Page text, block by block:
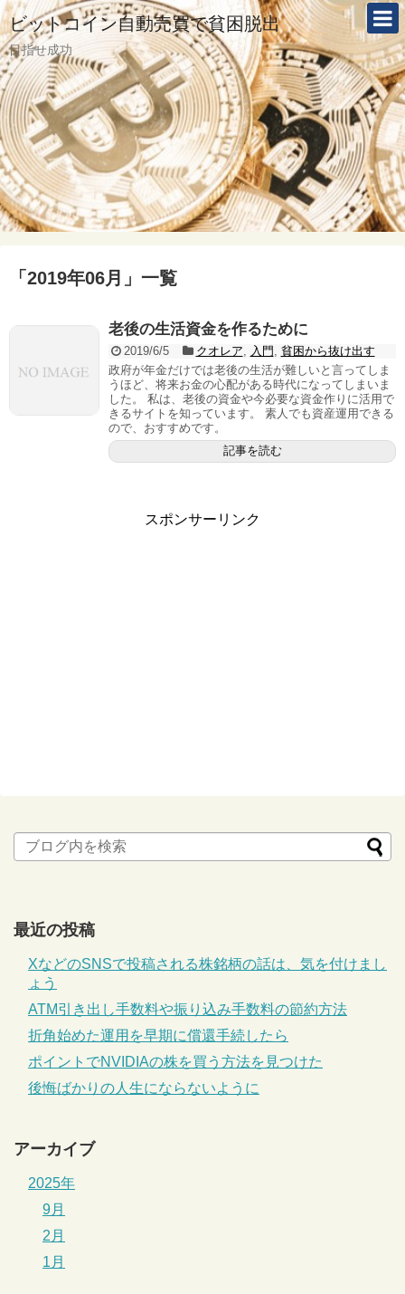
ビットコイン自動売買で貧困脱出
目指せ成功
「 2019年06月 」 一覧
老後の生活資金を作るために
2019/6/5 クオレア 入門
貧困から抜け出す
政府が年金だけでは老後の生活が難しいと言ってしま
うほど、将来お金の心配がある時代になってしまいま
した。 私は、老後の資金や今必要な資金作りに活用で
きるサイトを知っています。 素人でも資産運用できる
ので、おすすめです。
記事を読む
スポンサーリンク
最近の投稿
XなどのSNSで投稿される株銘柄の話は、気を付けまし
ょう
ATM引き出し手数料や振り込み手数料の節約方法
折角始めた運用を早期に償還手続したら
ポイントでNVIDIAの株を買う方法を見つけた
後悔ばかりの人生にならないように
アーカイブ
2025年
9月
2月
1月